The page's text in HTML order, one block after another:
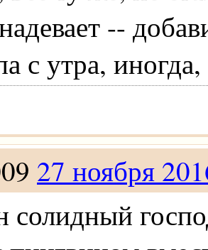
--
с утра,
27 ноября
солидный